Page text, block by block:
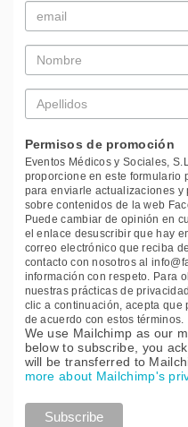
Email
*
Nombre
*
Apellidos
*
Permisos de promoción
Eventos Médicos y Sociales,
proporcione en este formulario
para enviarle actualizaciones
sobre contenidos de la web
Puede cambiar de opinión en
el enlace desuscribir que hay
correo electrónico que reciba
contacto con nosotros al
información con respeto. Para
nuestras prácticas de
clic a continuación, acepta que
de acuerdo con estos términos.
We use Mailchimp as our
below to subscribe, you
will be transferred to
more about Mailchimp's